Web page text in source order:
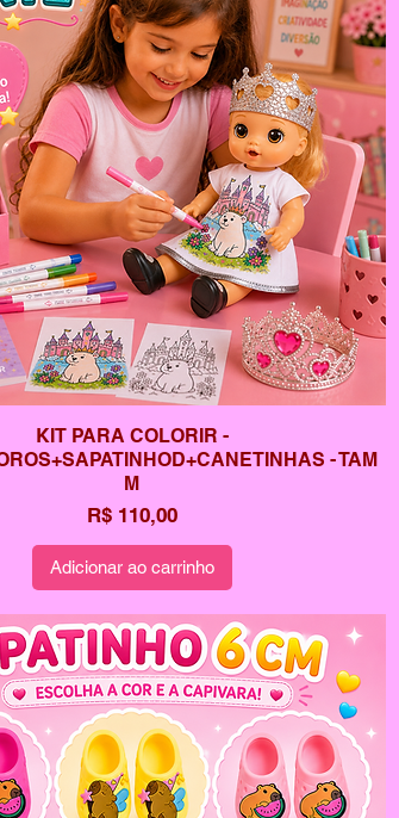
KIT PARA COLORIR -
- TAM
M
Preço
R$ 110,00
Adicionar ao carrinho